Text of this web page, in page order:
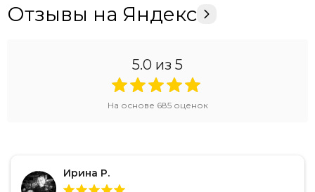
Отзывы на Яндекс
5.0 из 5
На основе 685оценок
Ирина Р.